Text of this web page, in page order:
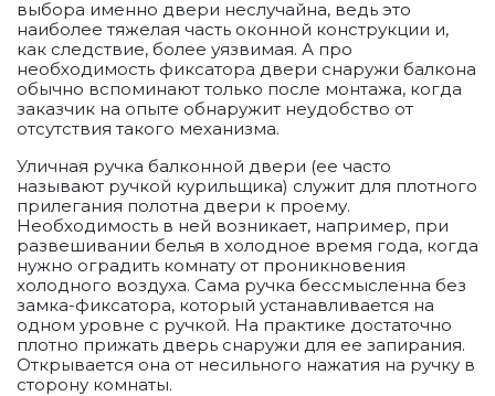
выбора именно двери неслучайна, ведь это
наиболее тяжелая часть оконной конструкции и,
как следствие, более уязвимая. А про
необходимость фиксатора двери снаружи балкона
обычно вспоминают только после монтажа, когда
заказчик на опыте обнаружит неудобство от
отсутствия такого механизма.
Уличная ручка балконной двери (ее часто
называют ручкой курильщика) служит для плотного
прилегания полотна двери к проему.
Необходимость в ней возникает, например, при
развешивании белья в холодное время года, когда
нужно оградить комнату от проникновения
холодного воздуха. Сама ручка бессмысленна без
замка-фиксатора, который устанавливается на
одном уровне с ручкой. На практике достаточно
плотно прижать дверь снаружи для ее запирания.
Открывается она от несильного нажатия на ручку в
сторону комнаты.